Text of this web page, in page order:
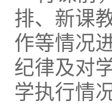
排、新课
作等情况
纪律及对
学执行情